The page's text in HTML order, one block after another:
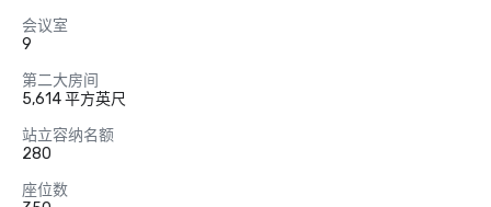
会议室
9
第二大房间
5,614 平方英尺
站立容纳名额
280
座位数